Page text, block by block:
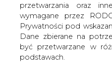
przetwarzania oraz
wymagane przez
Prywatności pod
Dane zbierane na
być przetwarzane w
podstawach.
Kurs Elektrimu